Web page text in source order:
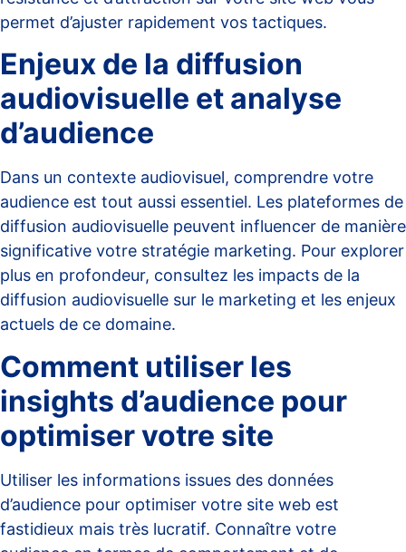
permet d’ajuster rapidement vos tactiques.
Enjeux de la diffusion
audiovisuelle et analyse
d’audience
Dans un contexte audiovisuel, comprendre votre
audience est tout aussi essentiel. Les plateformes de
diffusion audiovisuelle peuvent influencer de manière
significative votre stratégie marketing. Pour explorer
plus en profondeur, consultez les impacts de la
diffusion audiovisuelle sur le marketing et les enjeux
actuels de ce domaine.
Comment utiliser les
insights d’audience pour
optimiser votre site
Utiliser les informations issues des données
d’audience pour optimiser votre site web est
fastidieux mais très lucratif. Connaître votre